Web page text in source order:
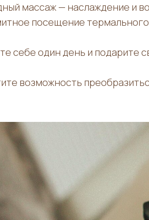
массаж — наслаждение и
посещение
себе один день и подарите
возможность